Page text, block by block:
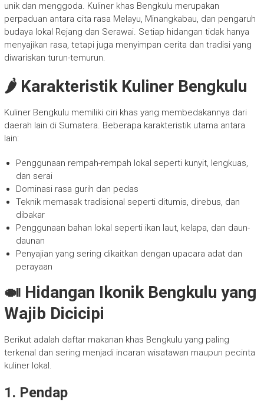
unik dan menggoda. Kuliner khas Bengkulu merupakan
perpaduan antara cita rasa Melayu, Minangkabau, dan pengaruh
budaya lokal Rejang dan Serawai. Setiap hidangan tidak hanya
menyajikan rasa, tetapi juga menyimpan cerita dan tradisi yang
diwariskan turun-temurun.
🌶️ Karakteristik Kuliner Bengkulu
Kuliner Bengkulu memiliki ciri khas yang membedakannya dari
daerah lain di Sumatera. Beberapa karakteristik utama antara
lain:
Penggunaan rempah-rempah lokal seperti kunyit, lengkuas,
dan serai
Dominasi rasa gurih dan pedas
Teknik memasak tradisional seperti ditumis, direbus, dan
dibakar
Penggunaan bahan lokal seperti ikan laut, kelapa, dan daun-
daunan
Penyajian yang sering dikaitkan dengan upacara adat dan
perayaan
🍛 Hidangan Ikonik Bengkulu yang
Wajib Dicicipi
Berikut adalah daftar makanan khas Bengkulu yang paling
terkenal dan sering menjadi incaran wisatawan maupun pecinta
kuliner lokal.
1. Pendap